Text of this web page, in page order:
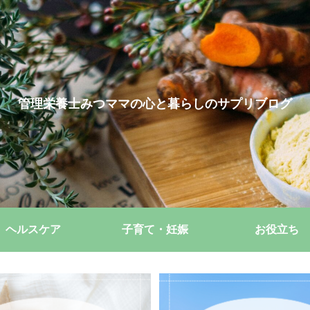
管理栄養士みつママの心と暮らしのサプリブログ
ヘルスケア 子育て・妊娠 お役立ち